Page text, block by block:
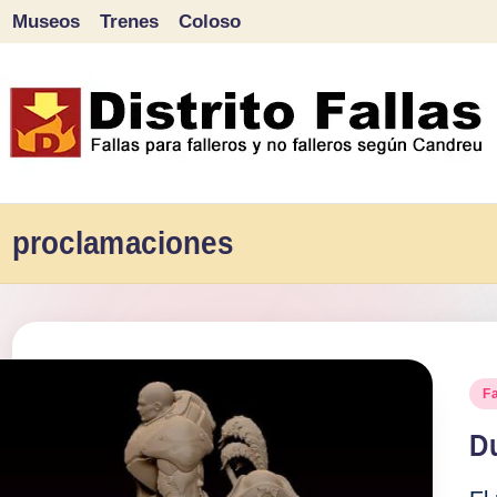
contenido
Museos Trenes Coloso
proclamaciones